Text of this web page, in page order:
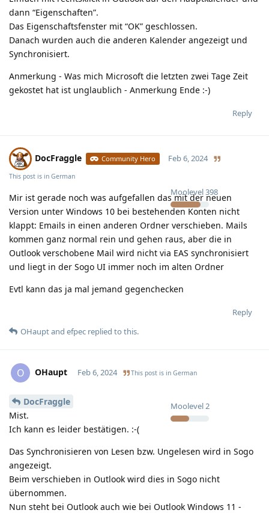
dann “Eigenschaften”.
Das Eigenschaftsfenster mit “OK” geschlossen.
Danach wurden auch die anderen Kalender angezeigt und
Synchronisiert.
Anmerkung - Was mich Microsoft die letzten zwei Tage Zeit
gekostet hat ist unglaublich - Anmerkung Ende :-)
Reply
DocFraggle Community Hero
Moolevel398
Feb 6, 2024
This post is in German
Mir ist gerade noch was aufgefallen das mit der neuen
Version unter Windows 10 bei bestehenden Konten nicht
klappt: Emails in einen anderen Ordner verschieben. Mails
kommen ganz normal rein und gehen raus, aber die in
Outlook verschobene Mail wird nicht via EAS synchronisiert
und liegt in der Sogo UI immer noch im alten Ordner
Evtl kann das ja mal jemand gegenchecken
Reply
OHauptand efpec replied to this.
O OHaupt
Moolevel2
Feb 6, 2024 This post is in German
DocFraggle
Mist.
Ich kann es leider bestätigen. :-(
Das Synchronisieren von Lesen bzw. Ungelesen wird in Sogo
angezeigt.
Beim verschieben in Outlook wird dies in Sogo nicht
übernommen.
Nun steht bei Outlook auch wie bei Outlook Windows 11 -